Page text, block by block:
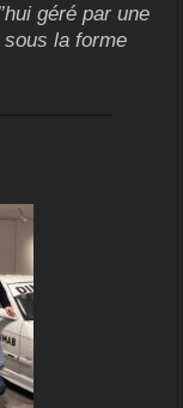
géré par une
sous la forme